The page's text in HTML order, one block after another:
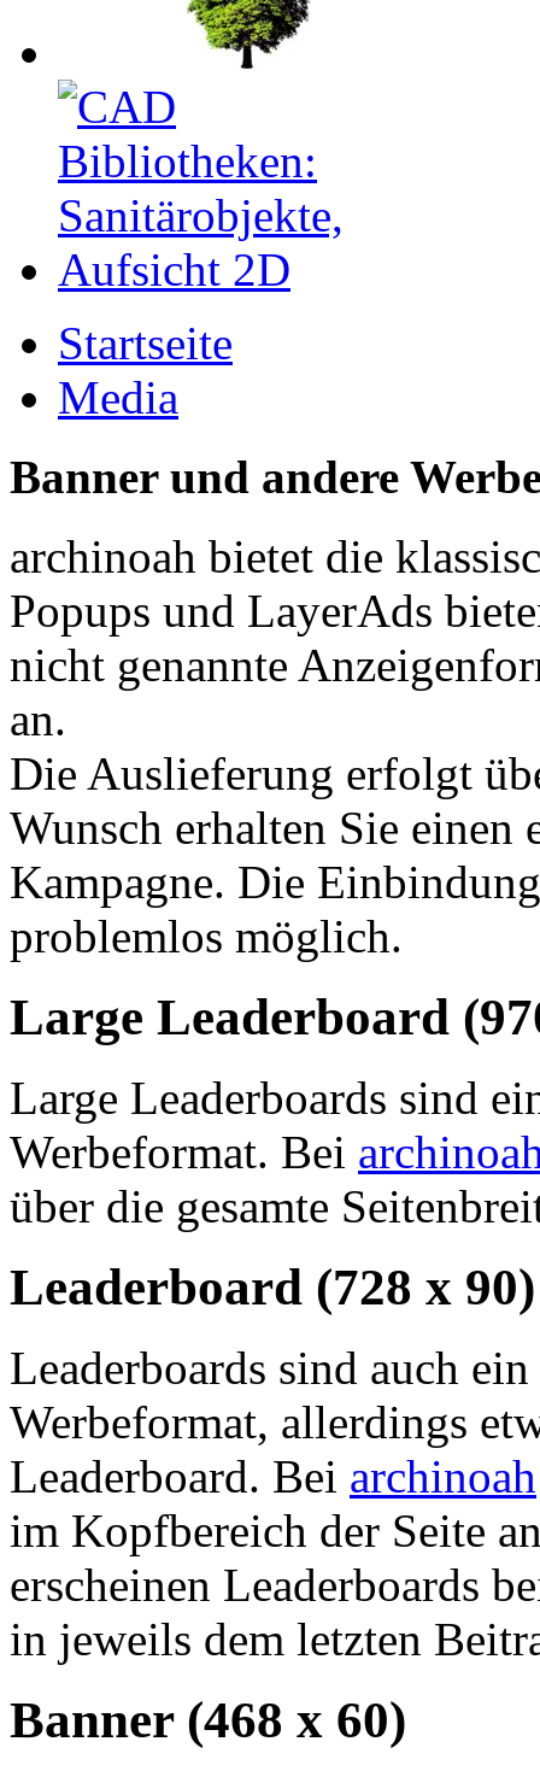
Startseite
Media
Banner und andere
archinoah bietet die
Popups und LayerAds
nicht genannte
an.
Die Auslieferung erfolgt
Wunsch erhalten Sie
Kampagne. Die
problemlos möglich.
Large Leaderboard
Large Leaderboards sind
Werbeformat. Bei
über die gesamte
Leaderboard (728 x 90)
Leaderboards sind auch
Werbeformat, allerdings
Leaderboard. Bei archinoah
im Kopfbereich der Seite
erscheinen Leaderboards
in jeweils dem letzten
Banner (468 x 60)